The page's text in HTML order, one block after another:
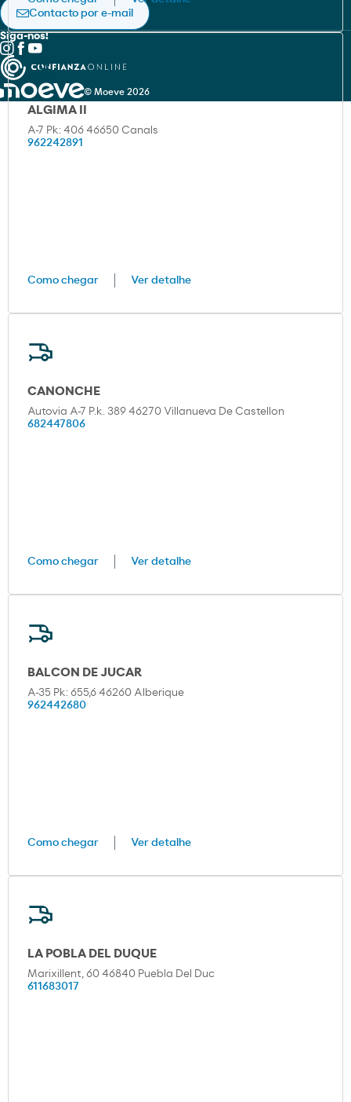
ALGIMA II
A-7 Pk: 406 46650 Canals
962242891
Como chegar Ver detalhe
CANONCHE
Autovia A-7 P.k. 389 46270 Villanueva De Castellon
682447806
Como chegar Ver detalhe
BALCON DE JUCAR
A-35 Pk: 655,6 46260 Alberique
962442680
Como chegar Ver detalhe
LA POBLA DEL DUQUE
Marixillent, 60 46840 Puebla Del Duc
611683017
Contacto por e-mail
© Moeve 2026
Siga-nos!